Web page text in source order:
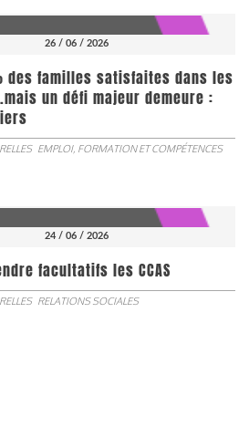
26 / 06 / 2026
des familles satisfaites dans les
un défi majeur demeure :
EMPLOI, FORMATION ET COMPÉTENCES
24 / 06 / 2026
facultatifs les CCAS
RELATIONS SOCIALES